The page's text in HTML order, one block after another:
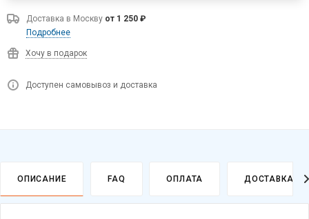
Доставка в Москву от 1 250 ₽
Подробнее
Хочу в подарок
Доступен самовывоз и доставка
ОПИСАНИЕ FAQ ОПЛАТА ДОСТАВКА